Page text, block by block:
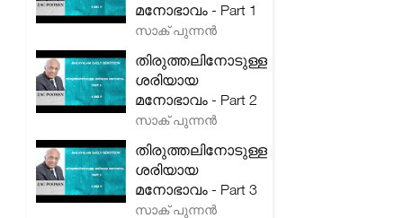
മനോഭാവം - Part 1
സാക് പുന്നൻ
തിരുത്തലിനോടുള്ള
ശരിയായ
മനോഭാവം - Part 2
സാക് പുന്നൻ
തിരുത്തലിനോടുള്ള
ശരിയായ
മനോഭാവം - Part 3
സാക് പുന്നൻ